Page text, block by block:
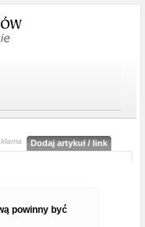
Dodaj artykuł / link
powinny być